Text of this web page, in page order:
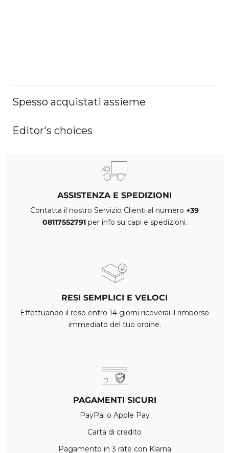
Spesso acquistati assieme
Editor's choices
ASSISTENZA E SPEDIZIONI
Contatta il nostro Servizio Clienti al numero +39
08117552791 per info su capi e spedizioni.
RESI SEMPLICI E VELOCI
Effettuando il reso entro 14 giorni riceverai il rimborso
immediato del tuo ordine.
PAGAMENTI SICURI
PayPal o Apple Pay
Carta di credito
Pagamento in 3 rate con Klarna